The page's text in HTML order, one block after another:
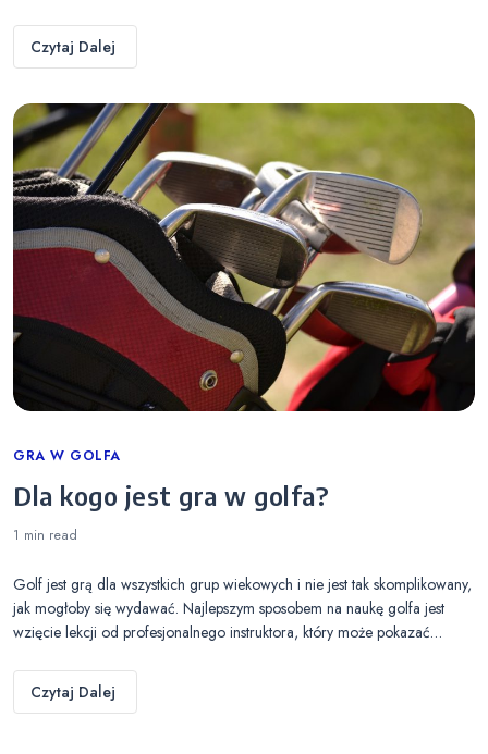
Czytaj Dalej
Categories
GRA W GOLFA
Dla kogo jest gra w golfa?
1 min read
Golf jest grą dla wszystkich grup wiekowych i nie jest tak skomplikowany,
jak mogłoby się wydawać. Najlepszym sposobem na naukę golfa jest
wzięcie lekcji od profesjonalnego instruktora, który może pokazać…
Czytaj Dalej